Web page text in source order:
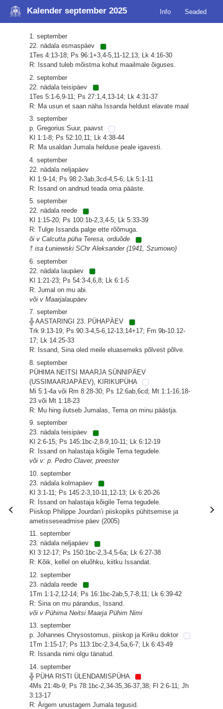
Kalender september 2025 Info Seaded
1. september
22. nädala esmaspäev
1Tes 4:13-18; Ps 96:1+3,4-5,11-12,13; Lk 4:16-30
R: Issand tuleb mõistma kohut maailmale õiguses.
2. september
22. nädala teisipäev
1Tes 5:1-6,9-11; Ps 27:1,4,13-14; Lk 4:31-37
R: Ma usun et saan näha Issanda heldust elavate maal
3. september
p. Gregorius Suur, paavst
Kl 1:1-8; Ps 52:10,11; Lk 4:38-44
R: Ma usaldan Jumala helduse peale igavesti.
4. september
22. nädala neljapäev
Kl 1:9-14; Ps 98:2-3ab,3cd-4,5-6; Lk 5:1-11
R: Issand on andnud teada oma pääste.
5. september
22. nädala reede
Kl 1:15-20; Ps 100:1b-2,3,4-5; Lk 5:33-39
R: Tulge Issanda palge ette rõõmuga.
õi v Calcutta püha Teresa, orduõde
† isa Łuniewski SChr Aleksander (1941, Szumowo)
6. september
22. nädala laupäev
Kl 1:21-23; Ps 54:3-4,6,8; Lk 6:1-5
R: Jumal on mu abi.
või v Maarjalaupäev
7. september
╬ AASTARINGI 23. PÜHAPÄEV
Trk 9:13-19; Ps 90:3-4,5-6,12-13,14+17; Fm 9b-10.12-
17; Lk 14:25-33
R: Issand, Sina oled meile eluasemeks põlvest põlve.
8. september
PÜHIMA NEITSI MAARJA SÜNNIPÄEV
(USSIMAARJAPÄEV), KIRIKUPÜHA
Mi 5:1-4a või Rm 8:28-30; Ps 12:6ab,6cd; Mt 1:1-16,18-
23 või Mt 1:18-23
R: Mu hing ilutseb Jumalas, Tema on minu päästja.
9. september
23. nädala teisipäev
Kl 2:6-15; Ps 145:1bc-2,8-9,10-11; Lk 6:12-19
R: Issand on halastaja kõigile Tema tegudele.
või v: p. Pedro Claver, preester
10. september
23. nädala kolmapäev
Kl 3:1-11; Ps 145:2-3,10-11,12-13; Lk 6:20-26
R: Issand on halastaja kõigile Tema tegudele.
Piiskop Philippe Jourdan’i piiskopiks pühitsemise ja
ametisseseadmise päev (2005)
11. september
23. nädala neljapäev
Kl 3:12-17; Ps 150:1bc-2,3-4,5-6a; Lk 6:27-38
R: Kõik, kellel on eluõhku, kiitku Issandat.
12. september
23. nädala reede
1Tm 1:1-2,12-14; Ps 16:1bc-2ab,5,7-8,11; Lk 6:39-42
R: Sina on mu pärandus, Issand.
või v Pühima Neitsi Maarja Pühim Nimi
13. september
p. Johannes Chrysostomus, piiskop ja Kiriku doktor
1Tm 1:15-17; Ps 113:1bc-2,3-4,5a,6-7; Lk 6:43-49
R: Issanda nimi olgu tänatud.
14. september
╬ PÜHA RISTI ÜLENDAMISPÜHA
4Ms 21:4b-9; Ps 78:1bc-2,34-35,36-37,38; Fl 2:6-11; Jh
3:13-17
R: Ärgem unustagem Jumala tegusid.